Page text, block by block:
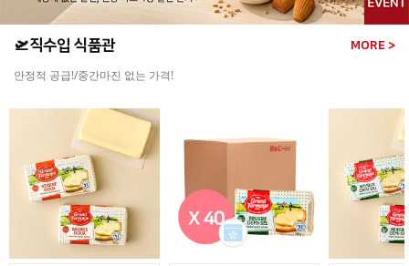
🛫직수입 식품관 MORE >
안정적 공급!/중간마진 없는 가격!